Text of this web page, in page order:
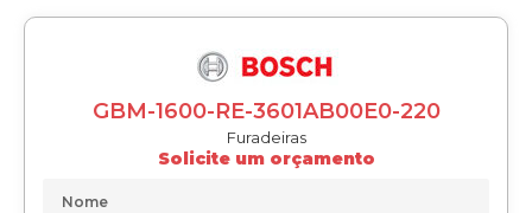
GBM-1600-RE-3601AB00E0-220
Furadeiras
Solicite um orçamento